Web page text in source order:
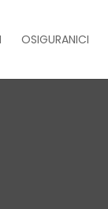
OSIGURANICI